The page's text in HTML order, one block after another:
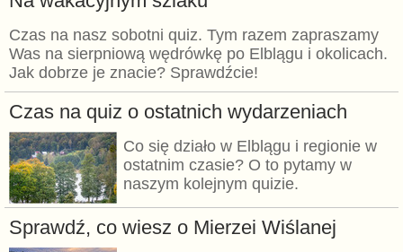
Czas na nasz sobotni quiz. Tym razem zapraszamy
Was na sierpniową wędrówkę po Elblągu i okolicach.
Jak dobrze je znacie? Sprawdźcie!
Czas na quiz o ostatnich wydarzeniach
Co się działo w Elblągu i regionie w
ostatnim czasie? O to pytamy w
naszym kolejnym quizie.
Sprawdź, co wiesz o Mierzei Wiślanej